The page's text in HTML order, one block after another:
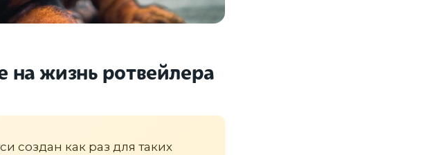
жизнь ротвейлера
создан как раз для таких